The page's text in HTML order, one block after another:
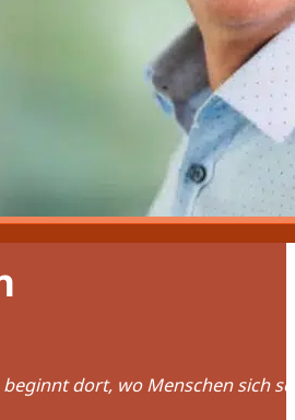
dort, wo Menschen sich